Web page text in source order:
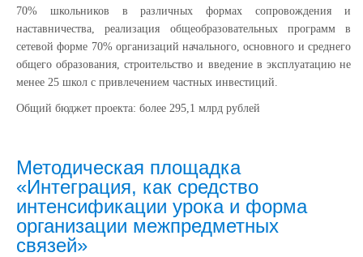
70% школьников в различных формах сопровождения и
наставничества, реализация общеобразовательных программ в
сетевой форме 70% организаций начального, основного и среднего
общего образования, строительство и введение в эксплуатацию не
менее 25 школ с привлечением частных инвестиций.
Общий бюджет проекта: более 295,1 млрд рублей
Методическая площадка
«Интеграция, как средство
интенсификации урока и форма
организации межпредметных
связей»